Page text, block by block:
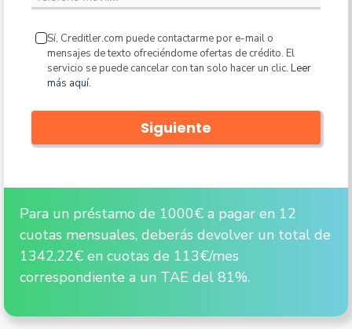
Sí, Creditler.com puede contactarme por e-mail o
mensajes de texto ofreciéndome ofertas de crédito. El
servicio se puede cancelar con tan solo hacer un clic. Leer
más aquí.
Siguiente
Para un préstamo de 1000€ a pagar en 12
cuotas mensuales, deberás devolver un total de
1342,22€ en cuotas de 113€/mes
correspondiente a un TAE del 81%.